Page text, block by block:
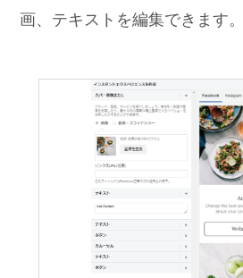
画、テキストを編集できます。